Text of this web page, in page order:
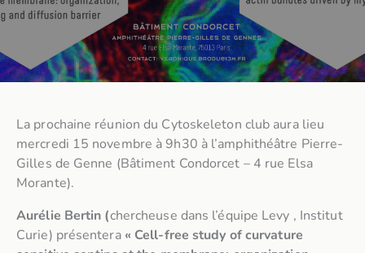
La prochaine réunion du Cytoskeleton club aura lieu
mercredi 15 novembre à 9h30 à l’amphithéâtre Pierre-
Gilles de Genne (Bâtiment Condorcet – 4 rue Elsa
Morante).
Aurélie Bertin (chercheuse dans l’équipe Levy , Institut
Curie) présentera« Cell-free study of curvature